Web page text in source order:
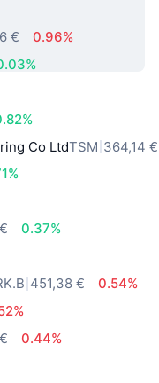
€
0.96%
Co LtdTSM 364,14 €
0.37%
451,38 €
0.54%
0.44%